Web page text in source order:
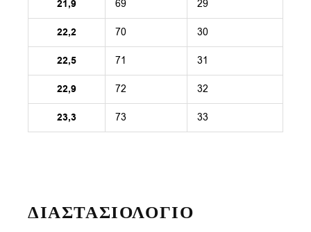
21,9 69 29
22,2 70 30
22,5 71 31
22,9 72 32
23,3 73 33
ΔΙΑΣΤΑΣΙΟΛΟΓΙΟ